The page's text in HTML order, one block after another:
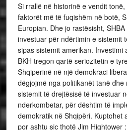
Si rrallë në historinë e vendit
faktorët më të fuqishëm në botë,
Europian. Dhe jo rastësisht,
investuar për ndërtimin e sistemit
sipas sistemit amerikan. Investimi
BKH tregon qartë seriozitetin e
Shqiperinë në një demokraci
dëgjojmë nga politikanët tanë
sistemit të drejtësisë të investuar
nderkombetar, për dështim të
demokratik në Shqipëri. Kuptohet
por ashtu sic thotë Jim Hightower